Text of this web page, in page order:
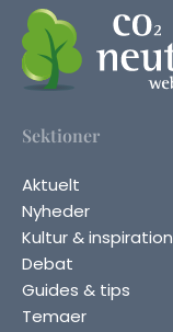
Sektioner
Aktuelt
Nyheder
Kultur & inspiration
Debat
Guides & tips
Temaer